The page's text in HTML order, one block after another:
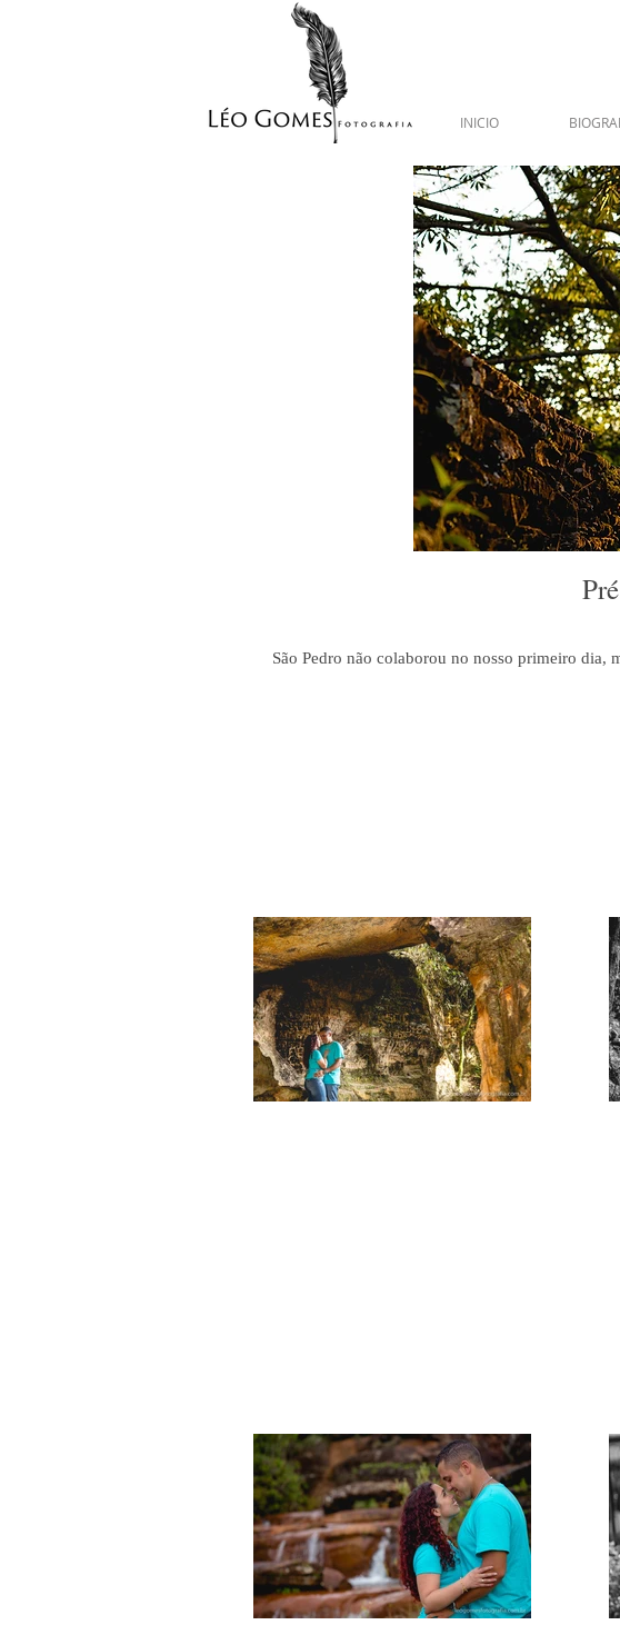
INICIO
São Pedro não colaborou no nosso primeiro dia,